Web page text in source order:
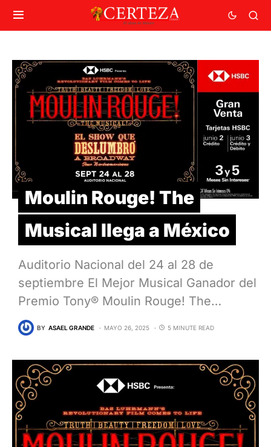
Moulin Rouge! The
Musical llega a México
Auditorio Nacional del 24 al 28 de
septiembre El Mejor Musical Ganador del
Premio Tony® Moulin Rouge! The…
BY ASAEL GRANDE MAYO 26, 2025 5 MINUTE READ